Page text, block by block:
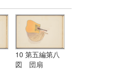
10 第五編第八
図 団扇